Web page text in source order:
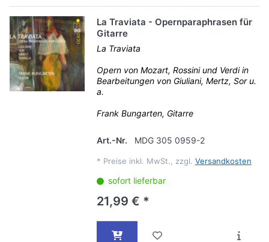
La Traviata - Opernparaphrasen für
Gitarre
La Traviata
Opern von Mozart, Rossini und Verdi in
Bearbeitungen von Giuliani, Mertz, Sor u.
a.
Frank Bungarten, Gitarre
Art.-Nr. MDG 305 0959-2
* Preise inkl. MwSt., zzgl. Versandkosten
sofort lieferbar
21,99 € *